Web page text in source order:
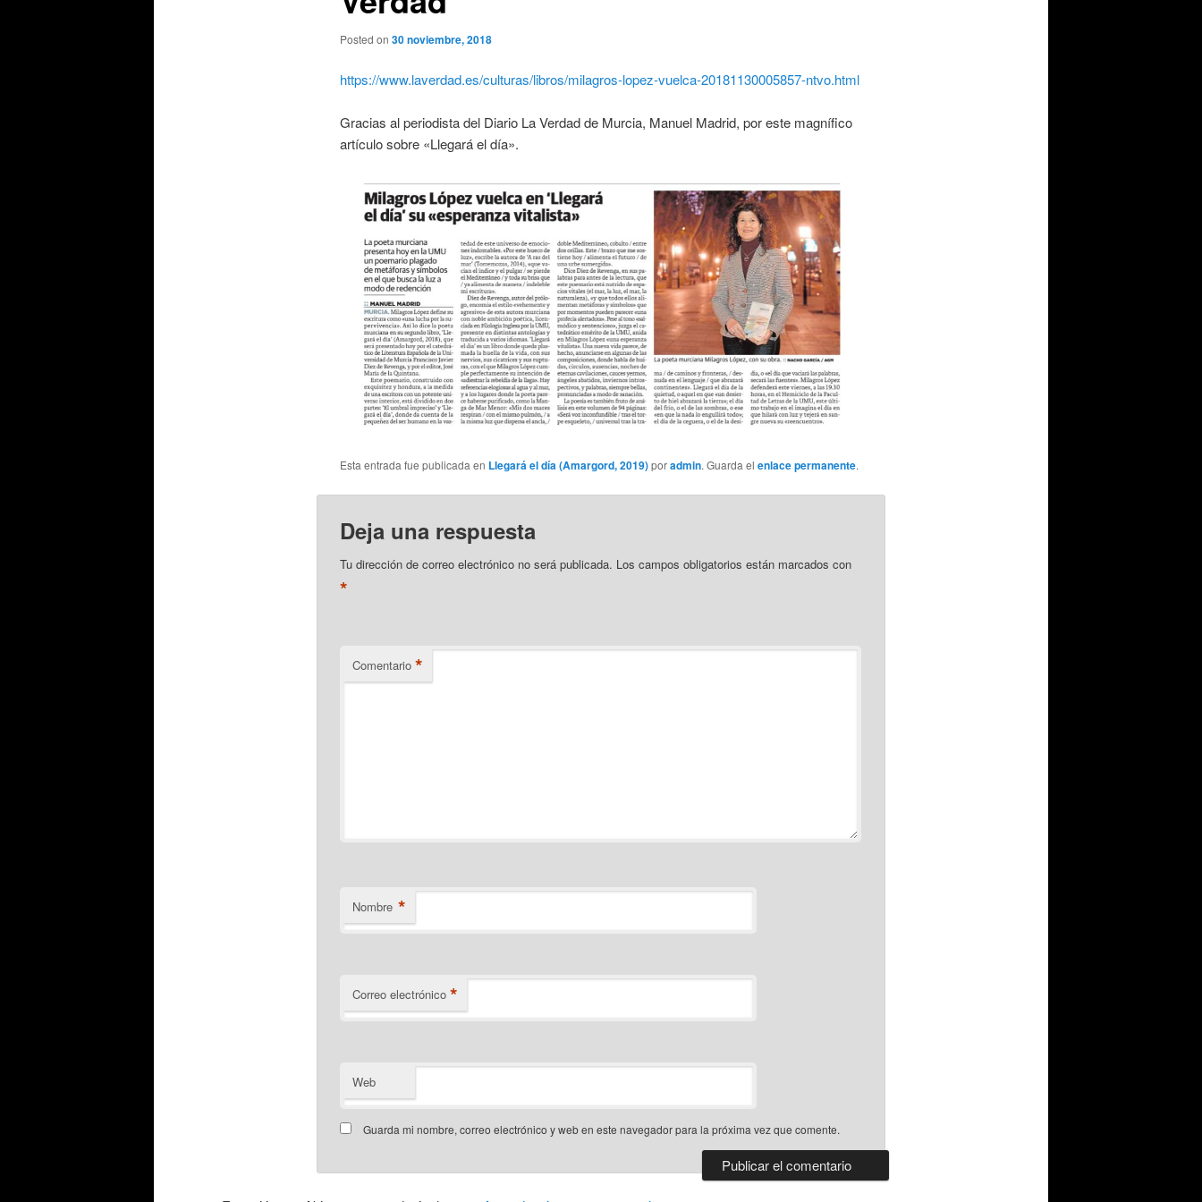
Posted on 30 noviembre, 2018
https://www.laverdad.es/culturas/libros/milagros-lopez-vuelca-20181130005857-ntvo.html
Gracias al periodista del Diario La Verdad de Murcia, Manuel Madrid, por este magnífico
artículo sobre «Llegará el día».
Esta entrada fue publicada en Llegará el día (Amargord, 2019)poradmin. Guarda el enlace permanente.
Deja una respuesta
Tu dirección de correo electrónico no será publicada. Los campos obligatorios están marcados con
*
Comentario *
Nombre *
Correo electrónico *
Web
Guarda mi nombre, correo electrónico y web en este navegador para la próxima vez que comente.